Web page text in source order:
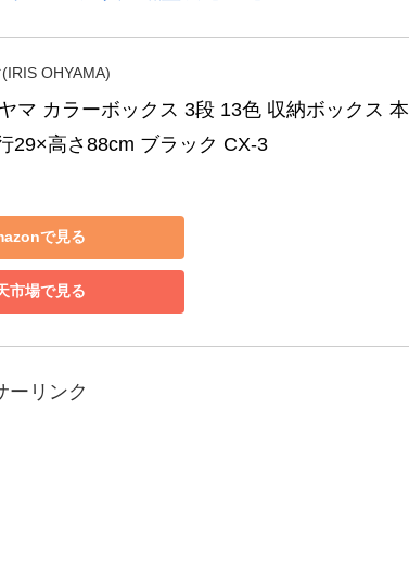
OHYAMA)
マ カラーボックス 3段 13色 収納ボックス 本
29×高さ88cm ブラック CX-3
で見る
市場で見る
ーリンク